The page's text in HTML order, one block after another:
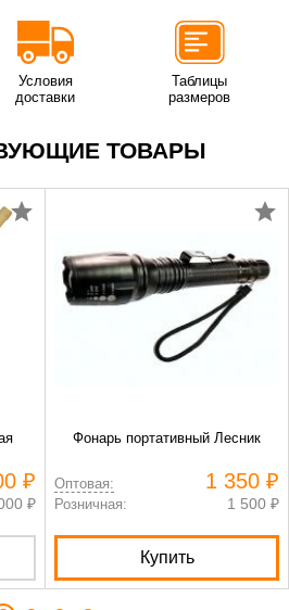
Условия
доставки
Таблицы
размеров
ТОВАРЫ
₽
₽
Фонарь портативный Лесник
Оптовая: 1 350 ₽
Розничная: 1 500 ₽
Купить